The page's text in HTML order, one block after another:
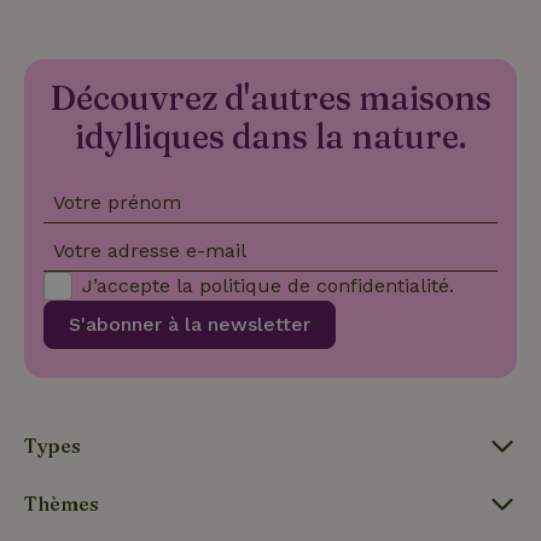
Découvrez d'autres maisons
idylliques dans la nature.
Votre prénom
Votre adresse e-mail
S'abonner à la newsletter
J’accepte la politique de confidentialité.
Types
Thèmes
CookieScriptConsent
CookieScript
4
2 jours
Ce cookie
utilisé par
service
Cookie-
pour
Script.com